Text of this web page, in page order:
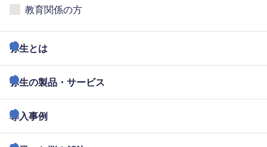
教育関係の方
弥生とは
弥生の製品・サービス
導入事例